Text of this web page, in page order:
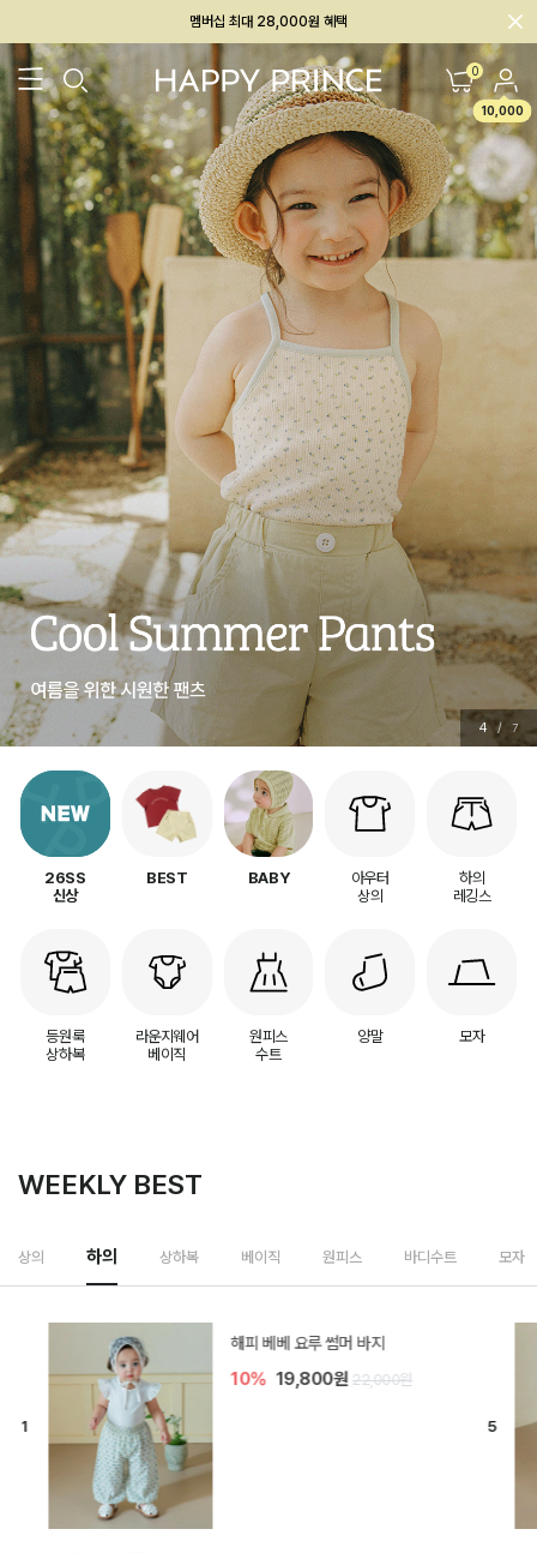
회원전용 아울렛, 가입하면 ~60% 할인!
멤버십 최대 28,000원 혜택 0
10,000
26SS 신상 BEST BABY[6~12M] 아우터/상의 하의/레깅스
4 / 7
26SS
신상
BEST BABY
아우터
상의
하의
레깅스
등원룩
상하복
라운지웨어
베이직
원피스
수트
양말 모자
WEEKLY BEST
상의 하의 상하복 베이직 원피스 바디수트 모자
[SIZE ~6Y] 델린 린넨 바지
10% 21,600원 24,000원